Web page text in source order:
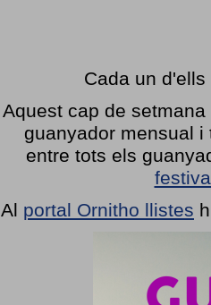
Cada un
Aquest cap de
guanyador mensual
entre tots els
Al portal Ornitho llistes